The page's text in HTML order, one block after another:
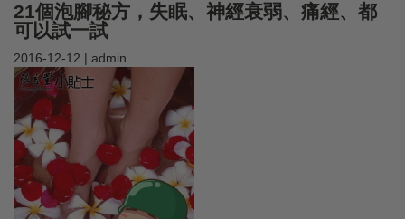
21個泡腳秘方，失眠、神經衰弱、痛經、都
可以試一試
2016-12-12 | admin